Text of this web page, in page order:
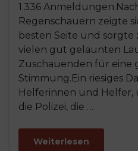
1.336
Regenschauern zeigte
besten Seite und
vielen gut gelaunten
Zuschauenden für eine
Stimmung.Ein riesiges
Helferinnen und Helfer,
die Polizei, die …
Weiterlesen